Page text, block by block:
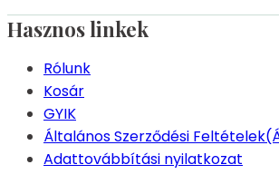
Hasznos linkek
Rólunk
Kosár
GYIK
Általános Szerződési
Adattovábbítási nyilatkozat